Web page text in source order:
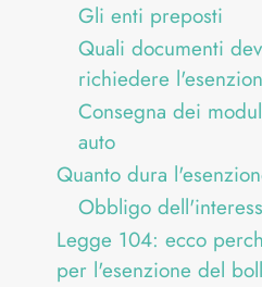
Gli enti preposti
Quali documenti
richiedere
Consegna dei
auto
Quanto dura
Obbligo
Legge 104: ecco
per l'esenzione del